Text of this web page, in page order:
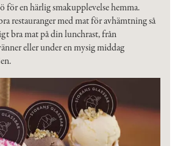
för en härlig smakupplevelse hemma.
restauranger med mat för avhämtning så
bra mat på din lunchrast, från
eller under en mysig middag